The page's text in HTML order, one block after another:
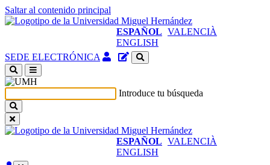
Saltar al contenido principal
ESPAÑOL VALENCIÀ
ENGLISH
SEDE ELECTRÓNICA Acceso
identificado
en
ventana
Gestor
del
sitio
Introduce tu búsqueda
ESPAÑOL VALENCIÀ
ENGLISH